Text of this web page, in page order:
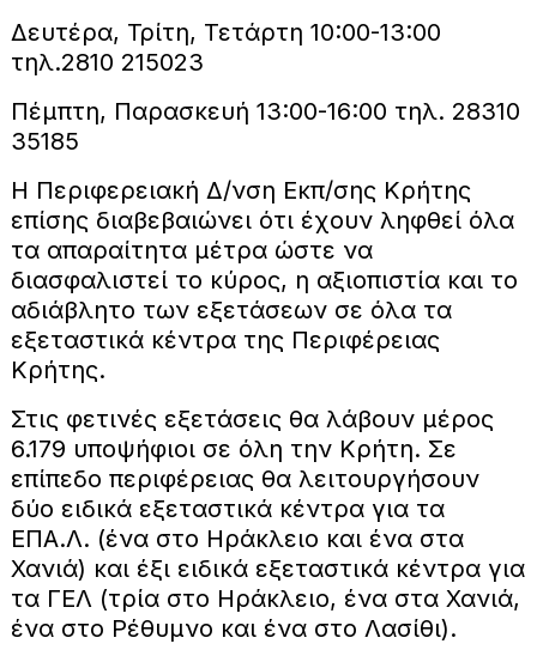
Δευτέρα, Τρίτη, Τετάρτη 10:00-13:00
τηλ.2810 215023
Πέμπτη, Παρασκευή 13:00-16:00 τηλ. 28310
35185
Η Περιφερειακή Δ/νση Εκπ/σης Κρήτης
επίσης διαβεβαιώνει ότι έχουν ληφθεί όλα
τα απαραίτητα μέτρα ώστε να
διασφαλιστεί το κύρος, η αξιοπιστία και το
αδιάβλητο των εξετάσεων σε όλα τα
εξεταστικά κέντρα της Περιφέρειας
Κρήτης.
Στις φετινές εξετάσεις θα λάβουν μέρος
6.179 υποψήφιοι σε όλη την Κρήτη. Σε
επίπεδο περιφέρειας θα λειτουργήσουν
δύο ειδικά εξεταστικά κέντρα για τα
ΕΠΑ.Λ. (ένα στο Ηράκλειο και ένα στα
Χανιά) και έξι ειδικά εξεταστικά κέντρα για
τα ΓΕΛ (τρία στο Ηράκλειο, ένα στα Χανιά,
ένα στο Ρέθυμνο και ένα στο Λασίθι).